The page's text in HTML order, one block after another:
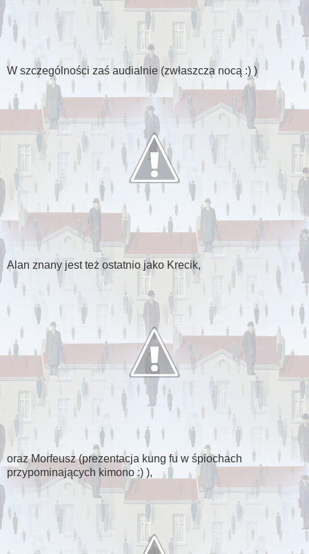
W szczególności zaś audialnie (zwłaszcza nocą :) )
Alan znany jest też ostatnio jako Krecik,
oraz Morfeusz (prezentacja kung fu w śpiochach
przypominających kimono :) ),